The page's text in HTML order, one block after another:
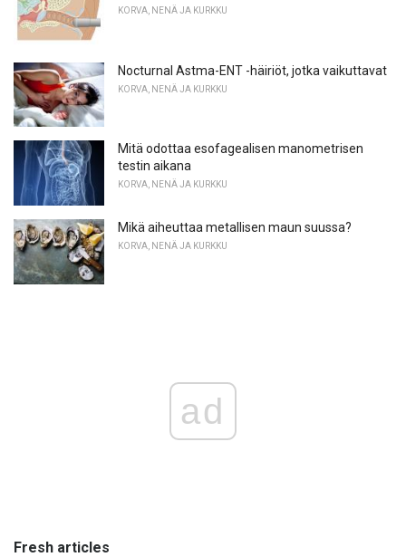
KORVA, NENÄ JA KURKKU
Nocturnal Astma-ENT -häiriöt, jotka vaikuttavat
KORVA, NENÄ JA KURKKU
Mitä odottaa esofagealisen manometrisen
testin aikana
KORVA, NENÄ JA KURKKU
Mikä aiheuttaa metallisen maun suussa?
KORVA, NENÄ JA KURKKU
ad
Fresh articles